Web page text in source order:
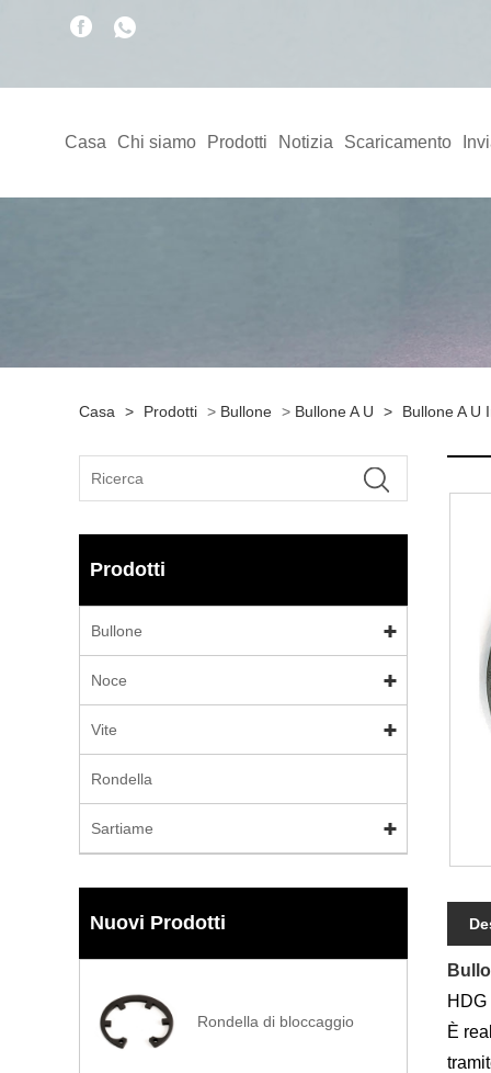
Casa Chi siamo Prodotti Notizia Scaricamento
Casa > Prodotti > Bullone > Bullone A U > Bullone A U
Prodotti
Bullone
Noce
Vite
Rondella
Sartiame
Nuovi Prodotti
Rondella di bloccaggio
È